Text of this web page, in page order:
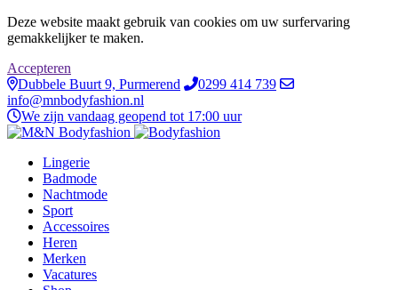
Deze website maakt gebruik van cookies om uw surfervaring
gemakkelijker te maken.
Accepteren
Dubbele Buurt 9, Purmerend
0299 414 739
info@mnbodyfashion.nl
We zijn vandaag geopend tot 17:00 uur
Lingerie
Badmode
Nachtmode
Sport
Accessoires
Heren
Merken
Vacatures